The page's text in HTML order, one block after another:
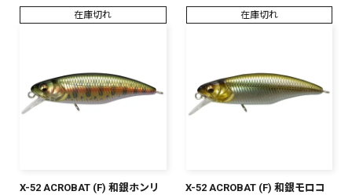
在庫切れ 在庫切れ
X-52 ACROBAT (F) 和銀ホンリ
X-52 ACROBAT (F) 和銀モロコ